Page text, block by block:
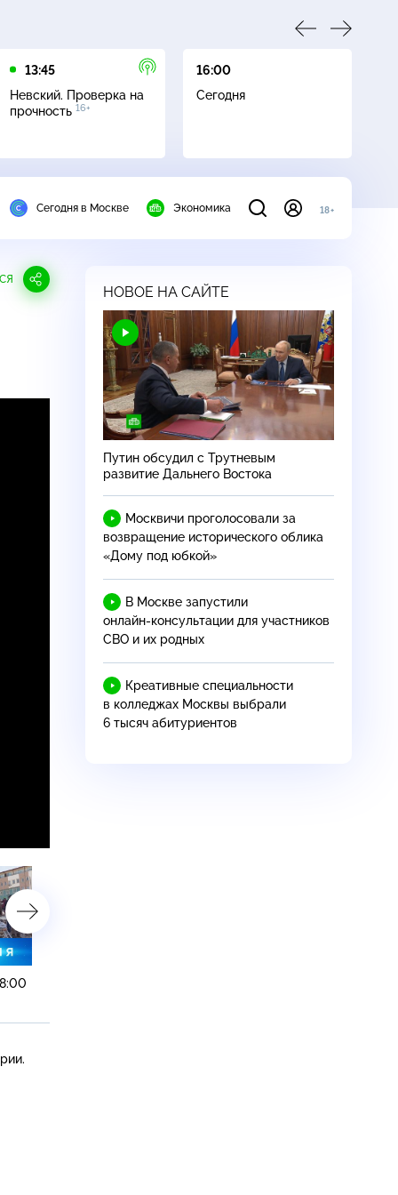
13:45
Невский. Проверка на
прочность 16+
16:00
Сегодня
Сегодня в Москве Экономика 18+
НОВОЕ НА САЙТЕ
Путин обсудил с Трутневым
развитие Дальнего Востока
Москвичи проголосовали за
возвращение исторического облика
«Дому под юбкой»
В Москве запустили
онлайн-консультации для участников
СВО и их родных
Креативные специальности
в колледжах Москвы выбрали
6 тысяч абитуриентов